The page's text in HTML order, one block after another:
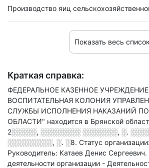
Производство яиц
Показать весь список
Краткая справка:
ФЕДЕРАЛЬНОЕ КАЗЕННОЕ
ВОСПИТАТЕЛЬНАЯ КОЛОНИЯ
СЛУЖБЫ ИСПОЛНЕНИЯ НАКАЗАНИЙ
ОБЛАСТИ" находится в Брянской
2░░░░░, ░░░░░░░░ ░░░░░░░, ░.
░░░░░░░░░, ░. ░8. Статус
Руководитель: Катаев Денис Сергеевич.
деятельности организации -